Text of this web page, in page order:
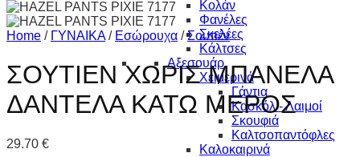
Κολάν
Φανέλες
Σκελέες
Κάλτσες
Αξεσουάρ
Χειμερινά
Γάντια
Κασκόλ - Λαιμοί
Σκουφιά
Καλτσοπαντόφλες
Καλοκαιρινά
Home / ΓΥΝΑΙΚΑ / Εσώρουχα / Σουτιέν
ΣΟΥΤΙΕΝ ΧΩΡΙΣ ΜΠΑΝΕΛΑ
ΔΑΝΤΕΛΑ ΚΑΤΩ ΜΕΡΟΣ
29.70 €